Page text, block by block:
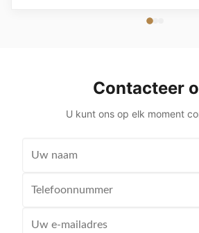
transformer, distribution transformer,
Contacteer
U kunt ons op elk moment